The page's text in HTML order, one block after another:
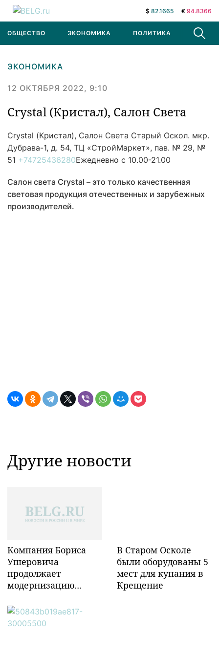
$ 82.1665 € 94.8366
ОБЩЕСТВО ЭКОНОМИКА ПОЛИТИКА В МИРЕ
ЭКОНОМИКА
12 ОКТЯБРЯ 2022, 9:10
Crystal (Кристал), Салон Света
Crystal (Кристал), Салон Света Старый Оскол. мкр.
Дубрава-1, д. 54, ТЦ «СтройМаркет», пав. № 29, №
51 +74725436280Ежедневно с 10.00-21.00
Салон света Crystal – это только качественная
световая продукция отечественных и зарубежных
производителей.
Другие новости
Компания Бориса
Ушеровича
продолжает
модернизацию
инфраструктуры в
Забайкалье
В Старом Осколе
были оборудованы 5
мест для купания в
Крещение